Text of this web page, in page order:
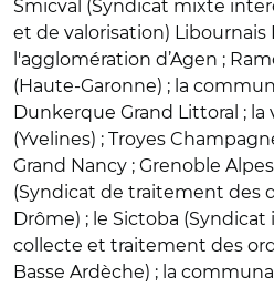
Smicval (Syndicat mixte
et de valorisation) Libournais
l'agglomération d’Agen ;
(Haute-Garonne) ; la
Dunkerque Grand Littoral ; la
(Yvelines) ; Troyes
Grand Nancy ; Grenoble
(Syndicat de traitement des
Drôme) ; le Sictoba
collecte et traitement des
Basse Ardèche) ; la